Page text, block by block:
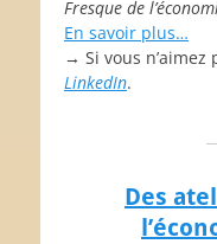
Fresque de
En savoir plus…
→ Si vous
LinkedIn.
Des